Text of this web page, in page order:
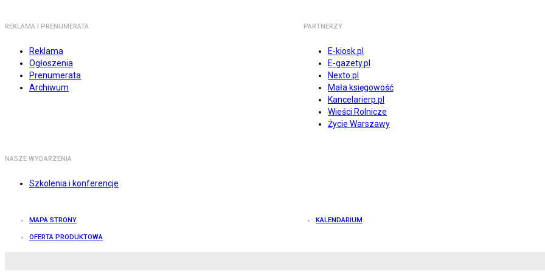
REKLAMA I PRENUMERATA
Reklama
Ogłoszenia
Prenumerata
Archiwum
PARTNERZY
E-kiosk.pl
E-gazety.pl
Nexto.pl
Mała księgowość
Kancelarierp.pl
Wieści Rolnicze
Życie Warszawy
NASZE WYDARZENIA
Szkolenia i konferencje
MAPA STRONY KALENDARIUM
OFERTA PRODUKTOWA